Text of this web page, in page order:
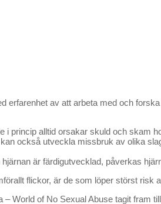
erfarenhet av att arbeta med och
i princip alltid orsakar skuld och
också utveckla missbruk av olika
är färdigutvecklad, påverkas
flickor, är de som löper störst risk
World of No Sexual Abuse tagit fram